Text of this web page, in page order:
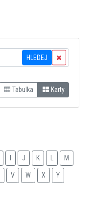
HLEDEJ
Tabulka Karty
J K M
V W X Y